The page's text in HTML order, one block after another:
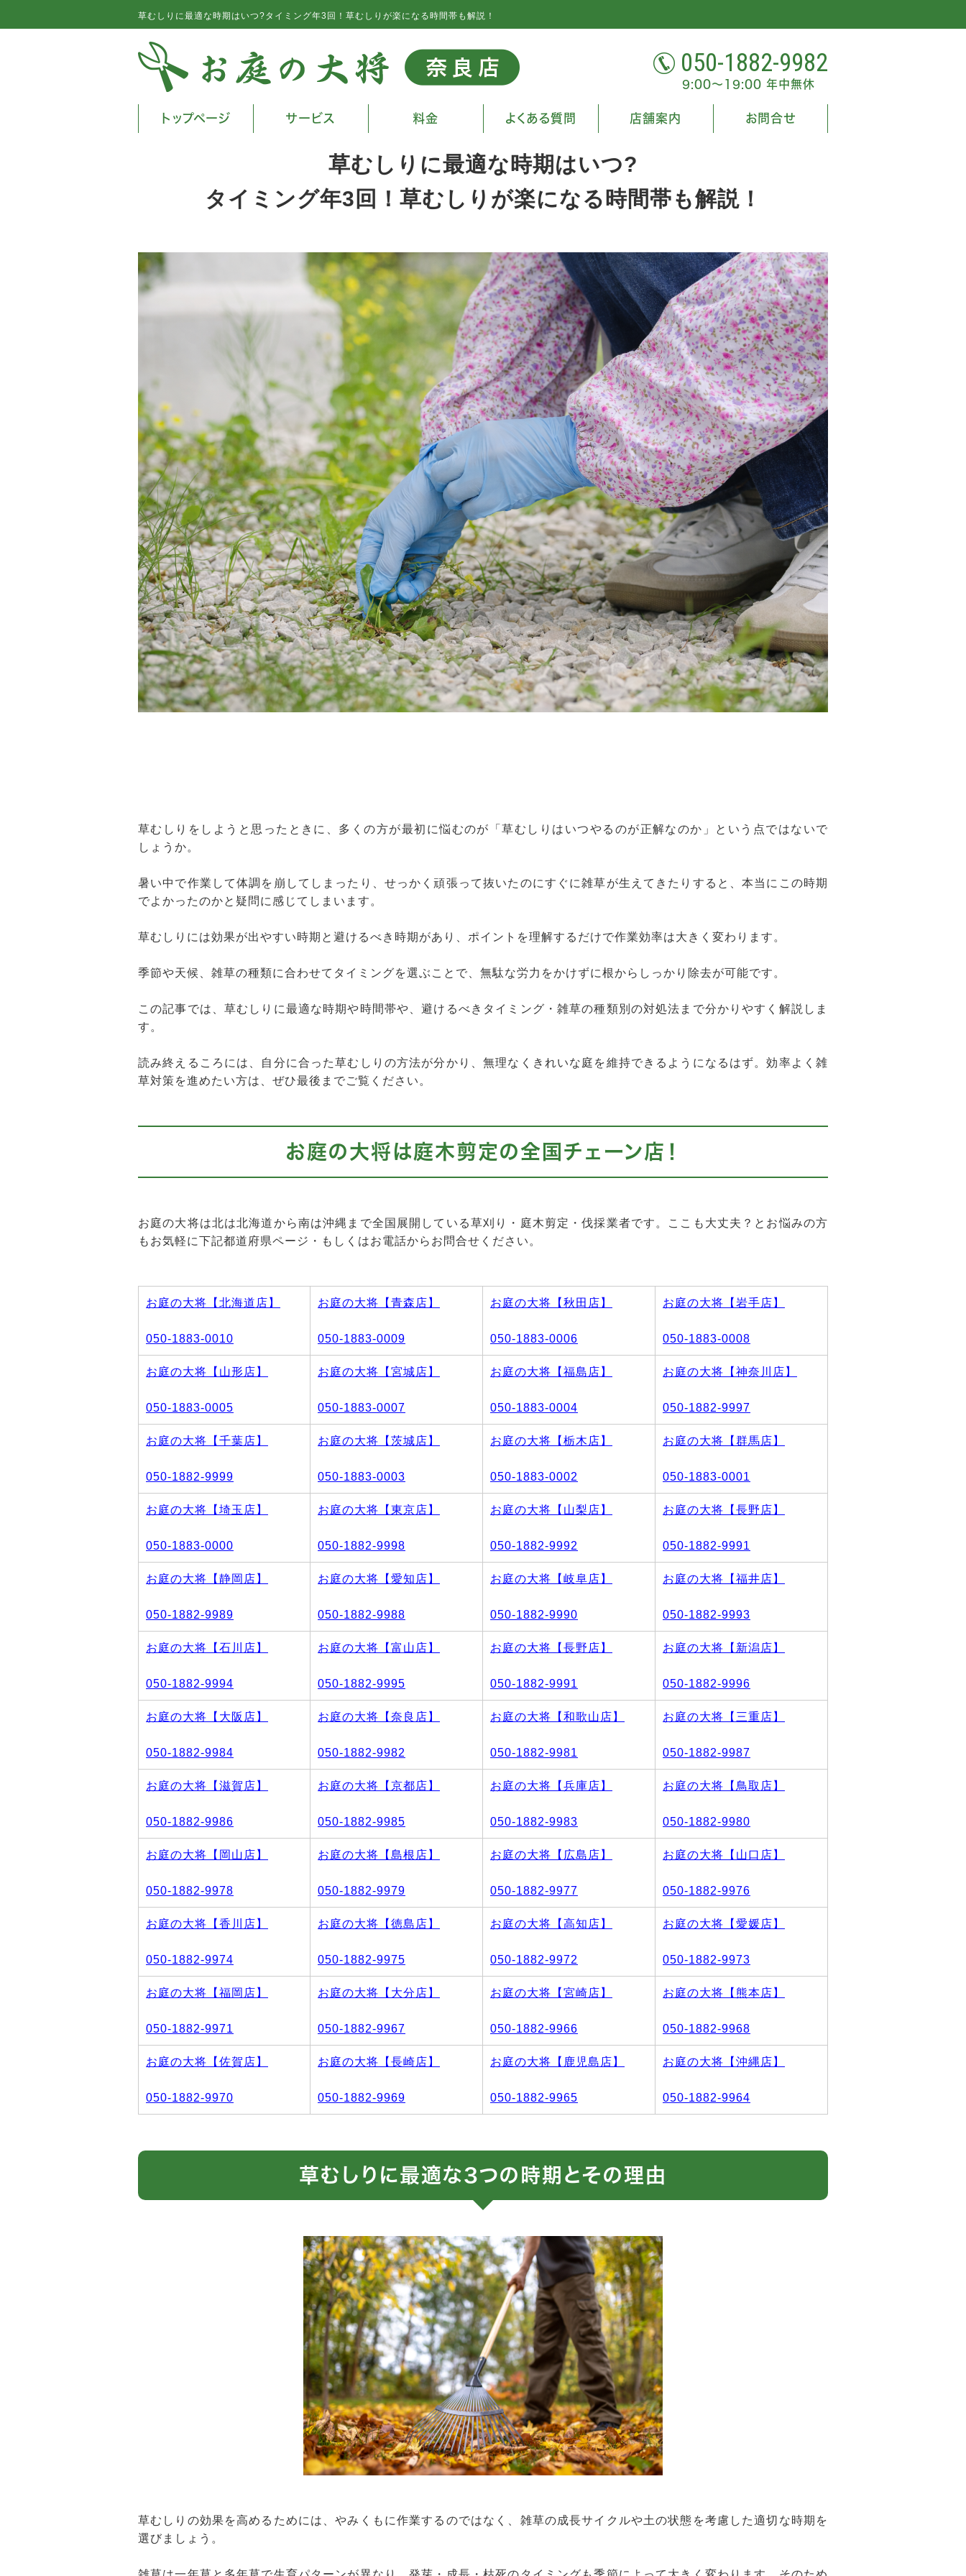
草むしりに最適な時期はいつ?タイミング年3回！草むしりが楽になる時間帯も解説！
050-1882-9982
9:00～19:00 年中無休
トップページ サービス 料金 よくある質問 店舗案内 お問合せ
草むしりに最適な時期はいつ?
タイミング年3回！草むしりが楽になる時間帯も解説！
草むしりをしようと思ったときに、多くの方が最初に悩むのが「草むしりはいつやるのが正解なのか」という点ではないで
しょうか。
暑い中で作業して体調を崩してしまったり、せっかく頑張って抜いたのにすぐに雑草が生えてきたりすると、本当にこの時期
でよかったのかと疑問に感じてしまいます。
草むしりには効果が出やすい時期と避けるべき時期があり、ポイントを理解するだけで作業効率は大きく変わります。
季節や天候、雑草の種類に合わせてタイミングを選ぶことで、無駄な労力をかけずに根からしっかり除去が可能です。
この記事では、草むしりに最適な時期や時間帯や、避けるべきタイミング・雑草の種類別の対処法まで分かりやすく解説しま
す。
読み終えるころには、自分に合った草むしりの方法が分かり、無理なくきれいな庭を維持できるようになるはず。効率よく雑
草対策を進めたい方は、ぜひ最後までご覧ください。
お庭の大将は庭木剪定の全国チェーン店！
お庭の大将は北は北海道から南は沖縄まで全国展開している草刈り・庭木剪定・伐採業者です。ここも大丈夫？とお悩みの方
もお気軽に下記都道府県ページ・もしくはお電話からお問合せください。
お庭の大将【北海道店】
050-1883-0010
お庭の大将【青森店】
050-1883-0009
お庭の大将【秋田店】
050-1883-0006
お庭の大将【岩手店】
050-1883-0008
お庭の大将【山形店】
050-1883-0005
お庭の大将【宮城店】
050-1883-0007
お庭の大将【福島店】
050-1883-0004
お庭の大将【神奈川店】
050-1882-9997
お庭の大将【千葉店】
050-1882-9999
お庭の大将【茨城店】
050-1883-0003
お庭の大将【栃木店】
050-1883-0002
お庭の大将【群馬店】
050-1883-0001
お庭の大将【埼玉店】
050-1883-0000
お庭の大将【東京店】
050-1882-9998
お庭の大将【山梨店】
050-1882-9992
お庭の大将【長野店】
050-1882-9991
お庭の大将【静岡店】
050-1882-9989
お庭の大将【愛知店】
050-1882-9988
お庭の大将【岐阜店】
050-1882-9990
お庭の大将【福井店】
050-1882-9993
お庭の大将【石川店】
050-1882-9994
お庭の大将【富山店】
050-1882-9995
お庭の大将【長野店】
050-1882-9991
お庭の大将【新潟店】
050-1882-9996
お庭の大将【大阪店】
050-1882-9984
お庭の大将【奈良店】
050-1882-9982
お庭の大将【和歌山店】
050-1882-9981
お庭の大将【三重店】
050-1882-9987
お庭の大将【滋賀店】
050-1882-9986
お庭の大将【京都店】
050-1882-9985
お庭の大将【兵庫店】
050-1882-9983
お庭の大将【鳥取店】
050-1882-9980
お庭の大将【岡山店】
050-1882-9978
お庭の大将【島根店】
050-1882-9979
お庭の大将【広島店】
050-1882-9977
お庭の大将【山口店】
050-1882-9976
お庭の大将【香川店】
050-1882-9974
お庭の大将【徳島店】
050-1882-9975
お庭の大将【高知店】
050-1882-9972
お庭の大将【愛媛店】
050-1882-9973
お庭の大将【福岡店】
050-1882-9971
お庭の大将【大分店】
050-1882-9967
お庭の大将【宮崎店】
050-1882-9966
お庭の大将【熊本店】
050-1882-9968
お庭の大将【佐賀店】
050-1882-9970
お庭の大将【長崎店】
050-1882-9969
お庭の大将【鹿児島店】
050-1882-9965
お庭の大将【沖縄店】
050-1882-9964
草むしりに最適な3つの時期とその理由
草むしりの効果を高めるためには、やみくもに作業するのではなく、雑草の成長サイクルや土の状態を考慮した適切な時期を
選びましょう。